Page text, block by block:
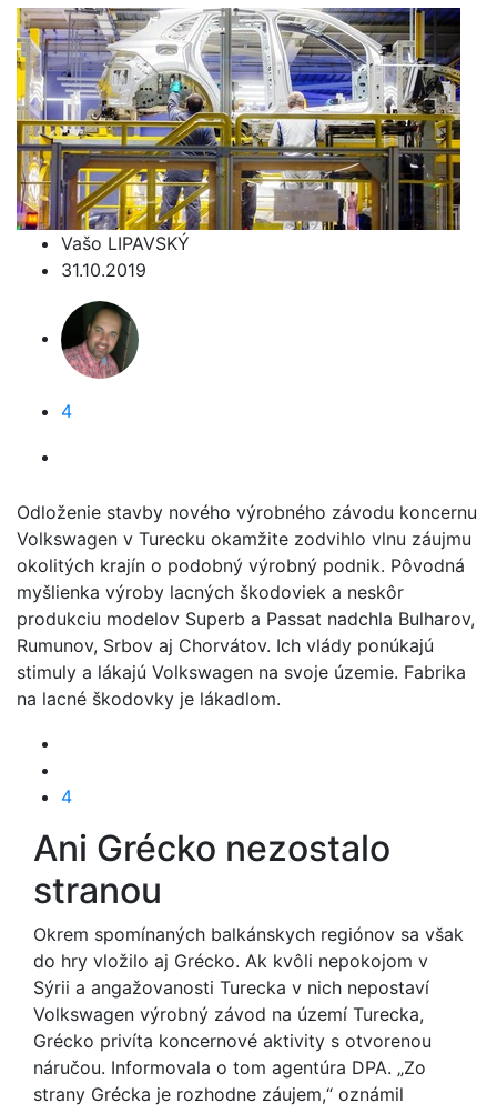
Vašo LIPAVSKÝ
31.10.2019
4
Odloženie stavby nového výrobného závodu koncernu
Volkswagen v Turecku okamžite zodvihlo vlnu záujmu
okolitých krajín o podobný výrobný podnik. Pôvodná
myšlienka výroby lacných škodoviek a neskôr
produkciu modelov Superb a Passat nadchla Bulharov,
Rumunov, Srbov aj Chorvátov. Ich vlády ponúkajú
stimuly a lákajú Volkswagen na svoje územie. Fabrika
na lacné škodovky je lákadlom.
4
Ani Grécko nezostalo
stranou
Okrem spomínaných balkánskych regiónov sa však
do hry vložilo aj Grécko. Ak kvôli nepokojom v
Sýrii a angažovanosti Turecka v nich nepostaví
Volkswagen výrobný závod na území Turecka,
Grécko privíta koncernové aktivity s otvorenou
náručou. Informovala o tom agentúra DPA. „Zo
strany Grécka je rozhodne záujem,“ oznámil